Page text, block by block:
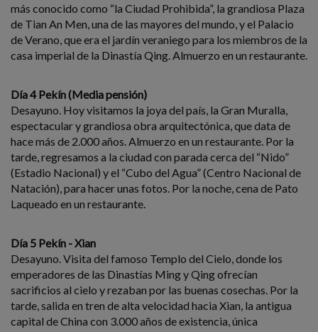
más conocido como “la Ciudad Prohibida”, la grandiosa Plaza
de Tian An Men, una de las mayores del mundo, y el Palacio
de Verano, que era el jardín veraniego para los miembros de la
casa imperial de la Dinastía Qing. Almuerzo en un restaurante.
Día 4 Pekín (Media pensión)
Desayuno. Hoy visitamos la joya del país, la Gran Muralla,
espectacular y grandiosa obra arquitectónica, que data de
hace más de 2.000 años. Almuerzo en un restaurante. Por la
tarde, regresamos a la ciudad con parada cerca del “Nido”
(Estadio Nacional) y el “Cubo del Agua” (Centro Nacional de
Natación), para hacer unas fotos. Por la noche, cena de Pato
Laqueado en un restaurante.
Día 5 Pekín - Xian
Desayuno. Visita del famoso Templo del Cielo, donde los
emperadores de las Dinastías Ming y Qing ofrecían
sacrificios al cielo y rezaban por las buenas cosechas. Por la
tarde, salida en tren de alta velocidad hacia Xian, la antigua
capital de China con 3.000 años de existencia, única